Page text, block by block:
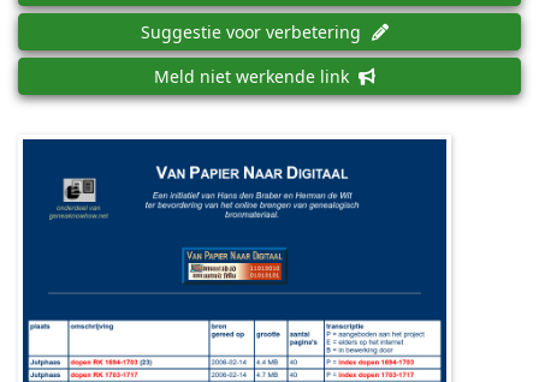
Suggestie voor verbetering
Meld niet werkende link